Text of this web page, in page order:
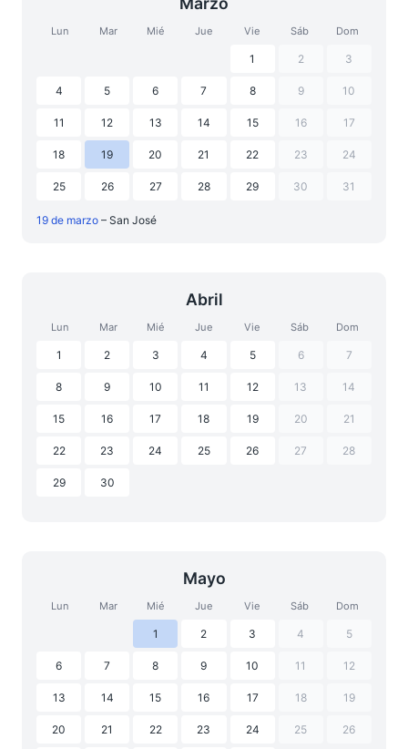
Lun Mar Mié Jue Vie Sáb Dom
1 2 3
4 5 6 7 8 9 10
11 12 13 14 15 16 17
18 19 20 21 22 23 24
25 26 27 28 29 30 31
19 de marzo – San José
Abril
Lun Mar Mié Jue Vie Sáb Dom
1 2 3 4 5 6 7
8 9 10 11 12 13 14
15 16 17 18 19 20 21
22 23 24 25 26 27 28
29 30
Mayo
Lun Mar Mié Jue Vie Sáb Dom
1 2 3 4 5
6 7 8 9 10 11 12
13 14 15 16 17 18 19
20 21 22 23 24 25 26